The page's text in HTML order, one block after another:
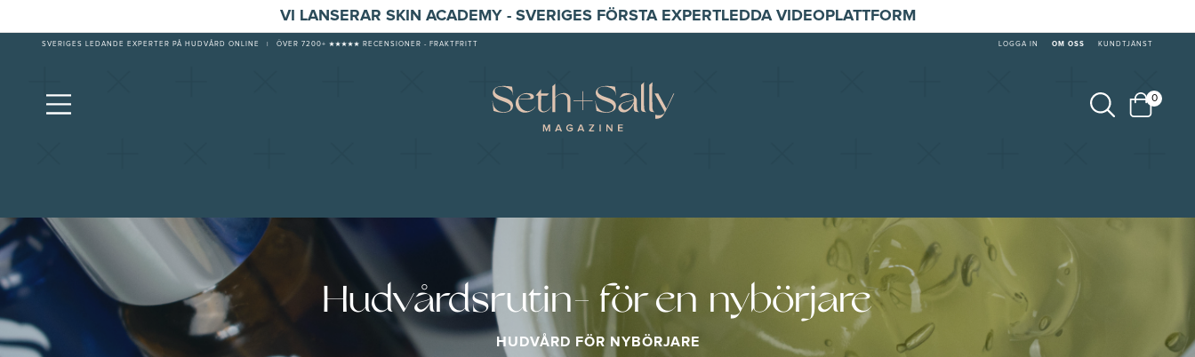
VI LANSERAR SKIN ACADEMY - SVERIGES FÖRSTA EXPERTLEDDA VIDEOPLATTFORM
SVERIGES LEDANDE EXPERTER PÅ HUDVÅRD ONLINE ÖVER 7200+ ★★★★★ RECENSIONER - FRAKTFRITT LOGGA IN OM OSS KUNDTJÄNST
0
Hudvårdsrutin- för en nybörjare
HUDVÅRD FÖR NYBÖRJARE